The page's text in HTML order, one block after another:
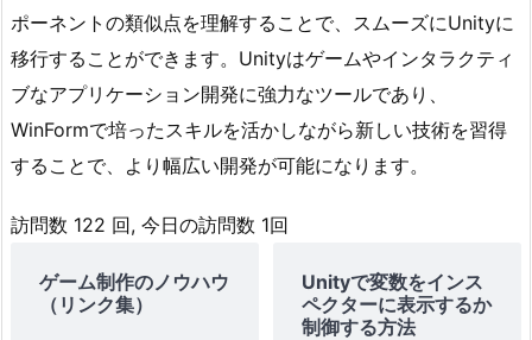
ポーネントの類似点を理解することで、スムーズにUnityに
移行することができます。Unityはゲームやインタラクティ
ブなアプリケーション開発に強力なツールであり、
WinFormで培ったスキルを活かしながら新しい技術を習得
することで、より幅広い開発が可能になります。
訪問数 122 回, 今日の訪問数 1回
ゲーム制作のノウハウ
（リンク集）
Unityで変数をインス
ペクターに表示するか
制御する方法